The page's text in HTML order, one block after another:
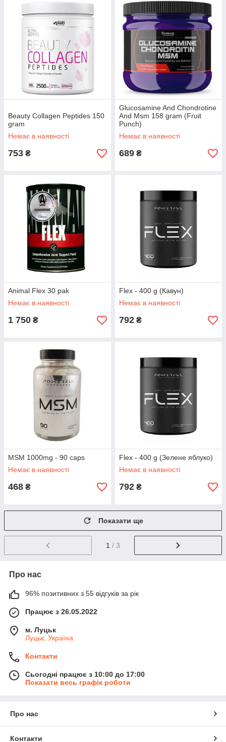
Beauty Collagen Peptides 150
gram
Немає в наявності
753 ₴
Glucosamine And Chondrotine
And Msm 158 gram (Fruit
Punch)
Немає в наявності
689 ₴
Animal Flex 30 pak
Немає в наявності
1 750 ₴
Flex - 400 g (Кавун)
Немає в наявності
792 ₴
MSM 1000mg - 90 caps
Немає в наявності
468 ₴
Flex - 400 g (Зелене яблуко)
Немає в наявності
792 ₴
Показати ще
1 / 3
Про нас
96% позитивних з 55 відгуків за рік
Працює з 26.05.2022
м. Луцьк
Луцьк, Україна
Контакти
Сьогодні працює з 10:00 до 17:00
Показати весь графік роботи
Про нас
Контакти